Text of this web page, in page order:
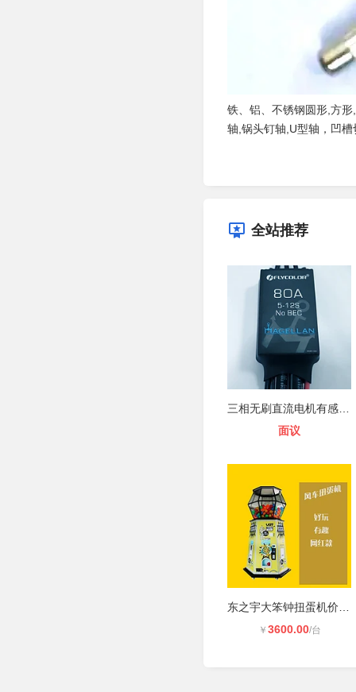
铁、铝、不锈钢圆形,方
轴,锅头钉轴,U型轴，凹
全站推荐
三相无刷直流电机有感无感驱动器，水
面议
东之宇大笨钟扭蛋机价格优惠
￥ 3600.00/台